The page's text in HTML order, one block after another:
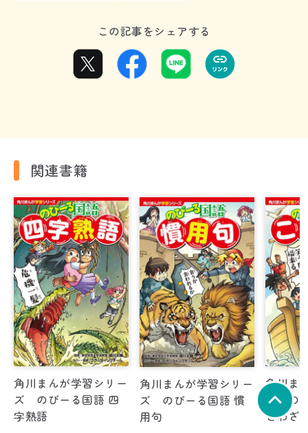
この記事をシェアする
関連書籍
角川まんが学習シリー
ズ のびーる国語 四
字熟語
角川まんが学習シリー
ズ のびーる国語 慣
用句
角川ま
ズ の
とわざ